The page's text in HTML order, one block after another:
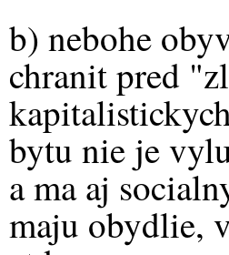
b) nebohe
chranit pred
bytu nie je
a ma aj
maju obydlie,